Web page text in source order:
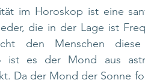
im Horoskop ist eine
die in der Lage ist
den Menschen
ist es der Mond aus
Da der Mond der Sonne